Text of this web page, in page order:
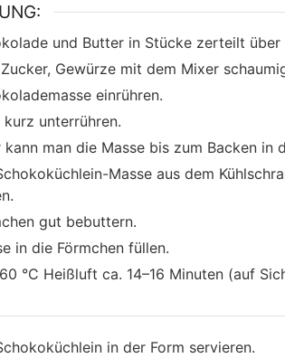
und Butter in Stücke zerteilt über
Zucker, Gewürze mit dem Mixer
einrühren.
kurz unterrühren.
kann man die Masse bis zum Backen in
Masse aus dem
gut bebuttern.
in die Förmchen füllen.
°C Heißluft ca. 14–16 Minuten (auf
in der Form servieren.